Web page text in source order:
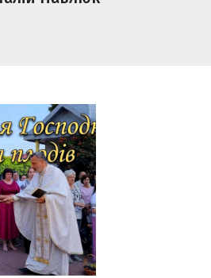
Освячення